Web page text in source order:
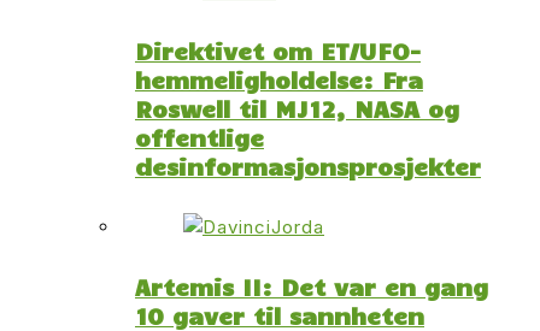
Direktivet om ET/UFO-
hemmeligholdelse: Fra
Roswell til MJ12, NASA og
offentlige
desinformasjonsprosjekter
Artemis II: Det var en gang
10 gaver til sannheten